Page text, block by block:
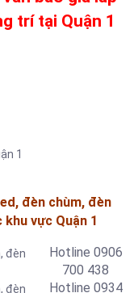
trí tại Quận 1
1
đèn chùm, đèn
vực Quận 1
đèn
Hotline 0906
700 438
đèn
Hotline 0934